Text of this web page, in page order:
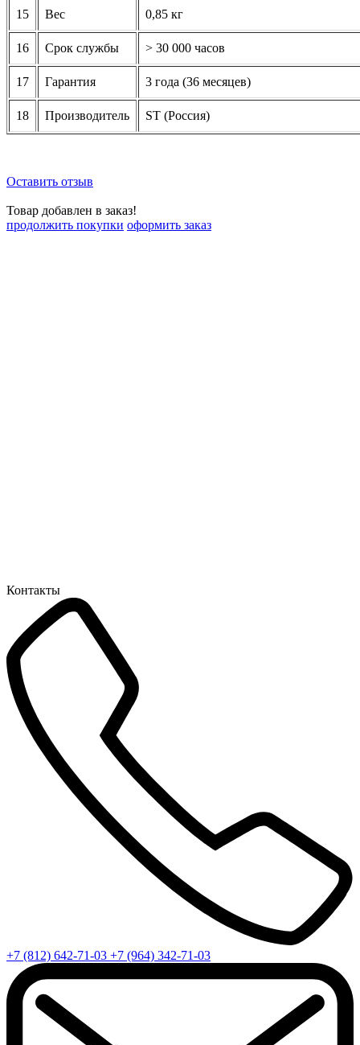
15 Вес 0,85 кг
16 Срок службы > 30 000 часов
17 Гарантия 3 года (36 месяцев)
18 Производитель ST (Россия)
Оставить отзыв
Товар добавлен в заказ!
продолжить покупки оформить заказ
Контакты
+7 (812) 642-71-03 +7 (964) 342-71-03